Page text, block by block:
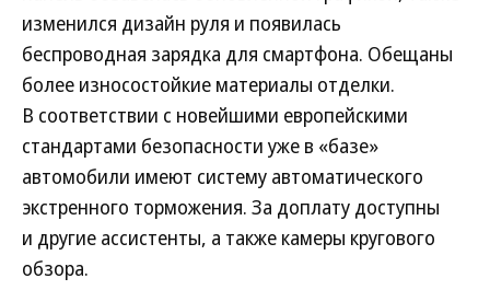
изменился дизайн руля и появилась
беспроводная зарядка для смартфона. Обещаны
более износостойкие материалы отделки.
В соответствии с новейшими европейскими
стандартами безопасности уже в «базе»
автомобили имеют систему автоматического
экстренного торможения. За доплату доступны
и другие ассистенты, а также камеры кругового
обзора.